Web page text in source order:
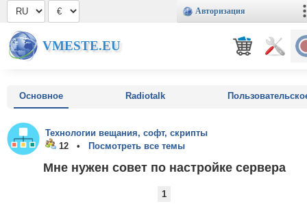
Авторизация
VMESTE.EU
Основное Radiotalk
Технологии вещания, софт, скрипты
12 •
Посмотреть все темы
Мне нужен совет по настройке сервера
1